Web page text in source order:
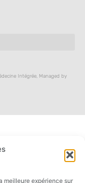
meilleure expérience sur
Intégrée, Managed by